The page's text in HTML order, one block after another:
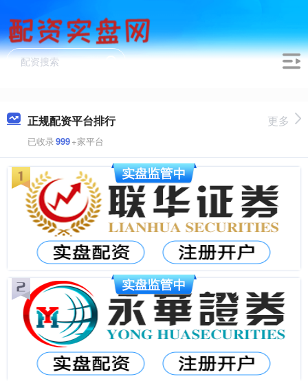
正规配资平台排行
已收录999+家平台
更多